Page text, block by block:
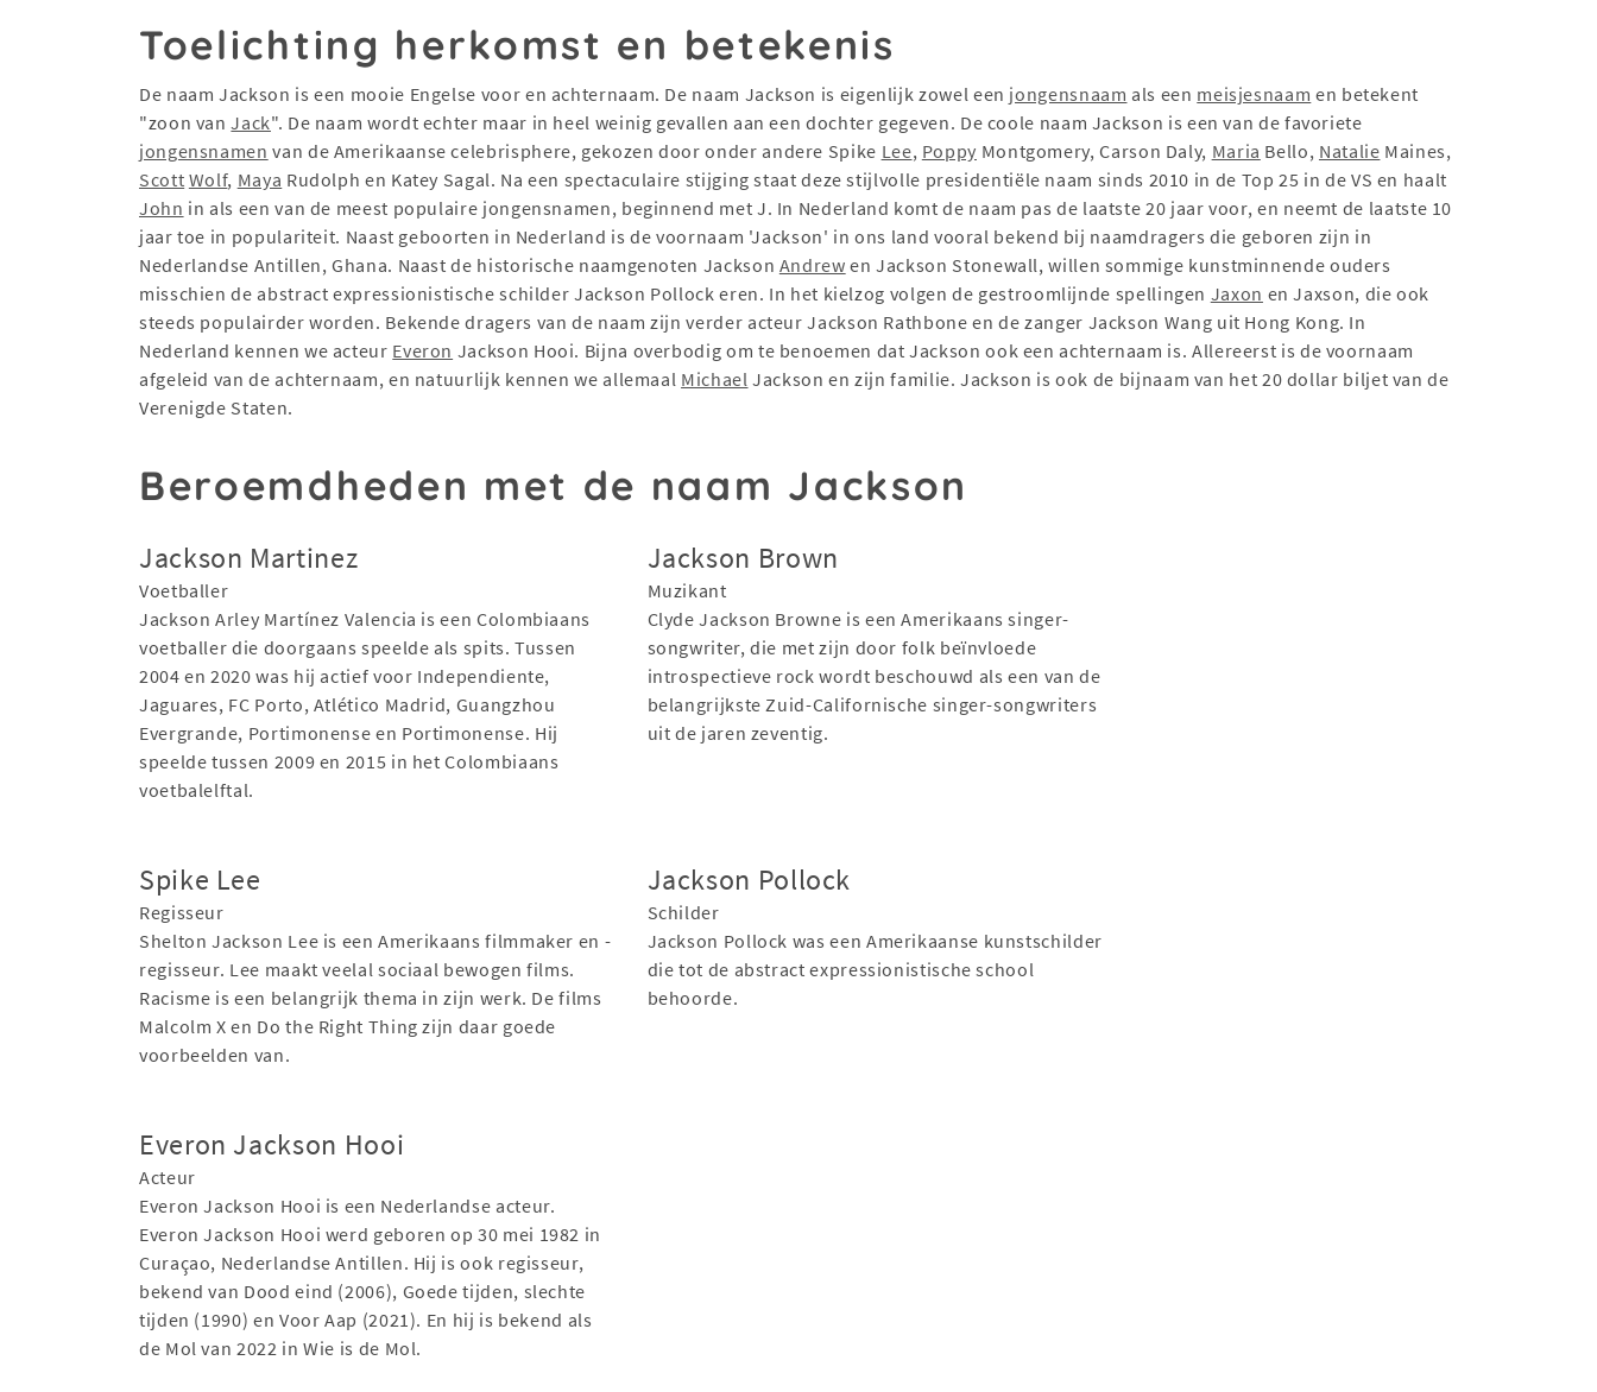
Toelichting herkomst en betekenis
De naam Jackson is een mooie Engelse voor en achternaam. De naam Jackson is eigenlijk zowel een jongensnaam als een meisjesnaam en betekent
"zoon vanJack". De naam wordt echter maar in heel weinig gevallen aan een dochter gegeven. De coole naam Jackson is een van de favoriete
jongensnamen van de Amerikaanse celebrisphere, gekozen door onder andere Spike Lee, Poppy Montgomery, Carson Daly, Maria Bello, Natalie Maines,
Scott Wolf, Maya Rudolph en Katey Sagal. Na een spectaculaire stijging staat deze stijlvolle presidentiële naam sinds 2010 in de Top 25 in de VS en haalt
John in als een van de meest populaire jongensnamen, beginnend met J. In Nederland komt de naam pas de laatste 20 jaar voor, en neemt de laatste 10
jaar toe in populariteit. Naast geboorten in Nederland is de voornaam 'Jackson' in ons land vooral bekend bij naamdragers die geboren zijn in
Nederlandse Antillen, Ghana. Naast de historische naamgenoten Jackson Andrew en Jackson Stonewall, willen sommige kunstminnende ouders
misschien de abstract expressionistische schilder Jackson Pollock eren. In het kielzog volgen de gestroomlijnde spellingen Jaxon en Jaxson, die ook
steeds populairder worden. Bekende dragers van de naam zijn verder acteur Jackson Rathbone en de zanger Jackson Wang uit Hong Kong. In
Nederland kennen we acteur Everon Jackson Hooi. Bijna overbodig om te benoemen dat Jackson ook een achternaam is. Allereerst is de voornaam
afgeleid van de achternaam, en natuurlijk kennen we allemaal Michael Jackson en zijn familie. Jackson is ook de bijnaam van het 20 dollar biljet van de
Verenigde Staten.
Beroemdheden met de naam Jackson
Jackson Martinez
Voetballer
Jackson Arley Martínez Valencia is een Colombiaans
voetballer die doorgaans speelde als spits. Tussen
2004 en 2020 was hij actief voor Independiente,
Jaguares, FC Porto, Atlético Madrid, Guangzhou
Evergrande, Portimonense en Portimonense. Hij
speelde tussen 2009 en 2015 in het Colombiaans
voetbalelftal.
Jackson Brown
Muzikant
Clyde Jackson Browne is een Amerikaans singer-
songwriter, die met zijn door folk beïnvloede
introspectieve rock wordt beschouwd als een van de
belangrijkste Zuid-Californische singer-songwriters
uit de jaren zeventig.
Spike Lee
Regisseur
Shelton Jackson Lee is een Amerikaans filmmaker en -
regisseur. Lee maakt veelal sociaal bewogen films.
Racisme is een belangrijk thema in zijn werk. De films
Malcolm X en Do the Right Thing zijn daar goede
voorbeelden van.
Jackson Pollock
Schilder
Jackson Pollock was een Amerikaanse kunstschilder
die tot de abstract expressionistische school
behoorde.
Everon Jackson Hooi
Acteur
Everon Jackson Hooi is een Nederlandse acteur.
Everon Jackson Hooi werd geboren op 30 mei 1982 in
Curaçao, Nederlandse Antillen. Hij is ook regisseur,
bekend van Dood eind (2006), Goede tijden, slechte
tijden (1990) en Voor Aap (2021). En hij is bekend als
de Mol van 2022 in Wie is de Mol.